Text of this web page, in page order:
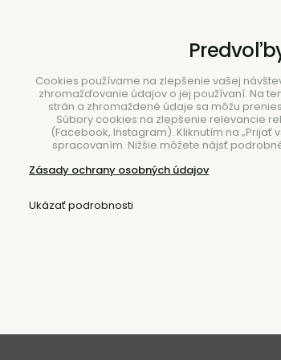
STOLOVANIE
Pohovky
Cookies používame na zlepšenie vašej
zhromažďovanie údajov o jej používaní. Na
strán a zhromaždené údaje sa môžu
Súbory cookies na zlepšenie relevancie
(Facebook, Instagram). Kliknutím na „Prijať
spracovaním. Nižšie môžete nájsť
Zásady ochrany osobných údajov
Ukázať podrobnosti